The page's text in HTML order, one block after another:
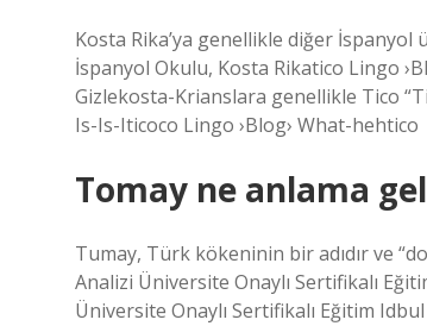
Kosta Rika’ya genellikle diğer
İspanyol Okulu, Kosta Rikatico Lingo
Gizlekosta-Krianslara genellikle Tico
Is-Is-Iticoco Lingo ›Blog› What-hehtico
Tomay ne anlama
Tumay, Türk kökeninin bir adıdır ve
Analizi Üniversite Onaylı Sertifikalı
Üniversite Onaylı Sertifikalı Eğitim